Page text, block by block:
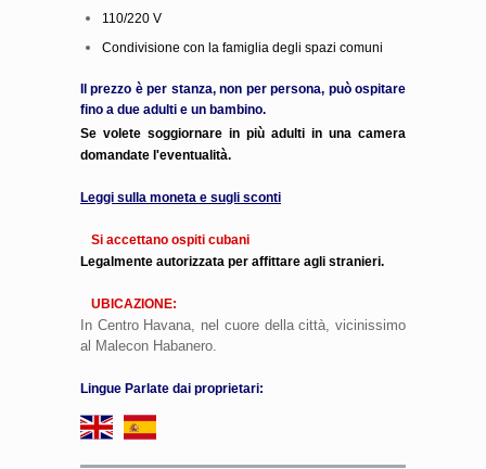
110/220 V
Condivisione con la famiglia degli spazi comuni
Il prezzo è per stanza, non per persona, può ospitare
fino a due adulti e un bambino.
Se volete soggiornare in più adulti in una camera
domandate l'eventualità.
Leggi sulla moneta e sugli sconti
Si accettano ospiti cubani
Legalmente autorizzata per affittare agli stranieri.
UBICAZIONE:
In Centro Havana, nel cuore della città, vicinissimo
al Malecon Habanero.
Lingue Parlate dai proprietari: